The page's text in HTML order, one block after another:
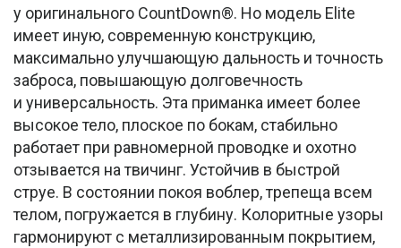
у оригинального CountDown®. Но модель Elite
имеет иную, современную конструкцию,
максимально улучшающую дальность и точность
заброса, повышающую долговечность
и универсальность. Эта приманка имеет более
высокое тело, плоское по бокам, стабильно
работает при равномерной проводке и охотно
отзывается на твичинг. Устойчив в быстрой
струе. В состоянии покоя воблер, трепеща всем
телом, погружается в глубину. Колоритные узоры
гармонируют с металлизированным покрытием,